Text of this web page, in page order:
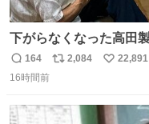
下がらなくなった高田製の電
は、完全に見放されたんですが、 見事に
した。 うちの父は、トヨタカローラのボディをオート生産
の配線をハンダで修理
返
信
164
リ
ト
2,084
い
22,891
16時間前